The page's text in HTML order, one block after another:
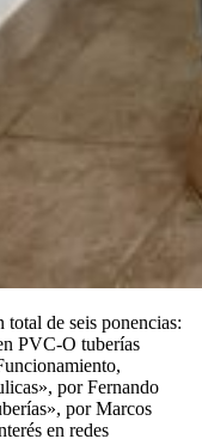
de seis ponencias:
PVC-O tuberías
por Fernando
por Marcos
en redes